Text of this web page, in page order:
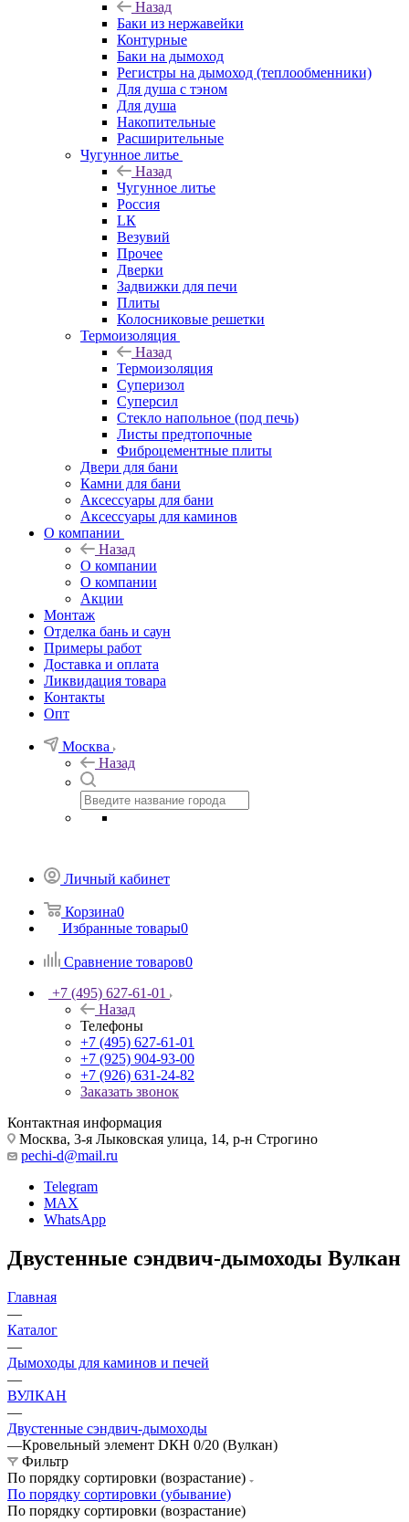
Назад
Баки из нержавейки
Контурные
Баки на дымоход
Регистры на дымоход (теплообменники)
Для душа с тэном
Для душа
Накопительные
Расширительные
Чугунное литье
Назад
Чугунное литье
Россия
LК
Везувий
Прочее
Дверки
Задвижки для печи
Плиты
Колосниковые решетки
Термоизоляция
Назад
Термоизоляция
Суперизол
Суперсил
Стекло напольное (под печь)
Листы предтопочные
Фиброцементные плиты
Двери для бани
Камни для бани
Аксессуары для бани
Аксессуары для каминов
О компании
Назад
О компании
О компании
Акции
Монтаж
Отделка бань и саун
Примеры работ
Доставка и оплата
Ликвидация товара
Контакты
Опт
Москва
Назад
Личный кабинет
Корзина0
Избранные товары0
Сравнение товаров0
+7 (495) 627-61-01
Назад
Телефоны
+7 (495) 627-61-01
+7 (925) 904-93-00
+7 (926) 631-24-82
Заказать звонок
Контактная информация
Москва, 3-я Лыковская улица, 14, р-н Строгино
pechi-d@mail.ru
Telegram
MAX
WhatsApp
Двустенные сэндвич-дымоходы Вулкан
Главная
—
Каталог
—
Дымоходы для каминов и печей
—
ВУЛКАН
—
Двустенные сэндвич-дымоходы
—Кровельный элемент DКH 0/20 (Вулкан)
Фильтр
По порядку сортировки (возрастание)
По порядку сортировки (убывание)
По порядку сортировки (возрастание)